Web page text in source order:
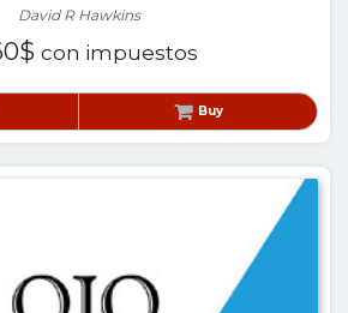
David R Hawkins
$ con impuestos
Buy